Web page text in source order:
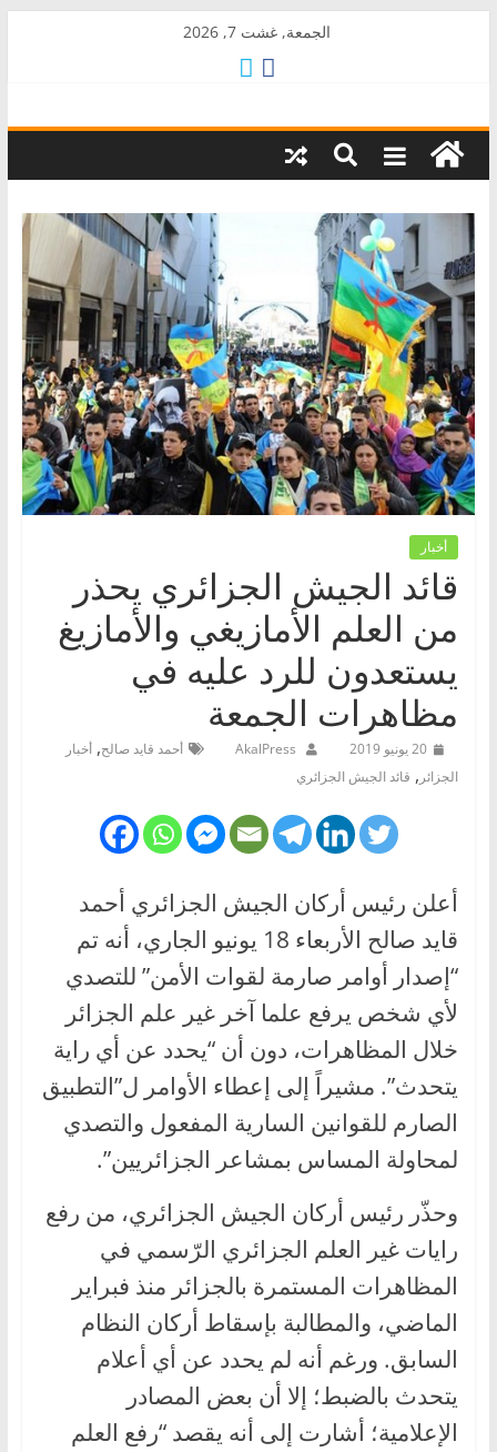
الجمعة, غشت 7, 2026
AkalPress
منبر
المغرب
أخبار
قائد الجيش الجزائري يحذر
من العلم الأمازيغي والأمازيغ
يستعدون للرد عليه في
مظاهرات الجمعة
20 يونيو 2019 AkalPress أحمد قايد صالح, أخبار
الجزائر , قائد الجيش الجزائري
أعلن رئيس أركان الجيش الجزائري أحمد
قايد صالح الأربعاء 18 يونيو الجاري، أنه تم
“إصدار أوامر صارمة لقوات الأمن” للتصدي
لأي شخص يرفع علما آخر غير علم الجزائر
خلال المظاهرات، دون أن “يحدد عن أي راية
يتحدث”. مشيراً إلى إعطاء الأوامر ل”التطبيق
الصارم للقوانين السارية المفعول والتصدي
لمحاولة المساس بمشاعر الجزائريين”.
وحذّر رئيس أركان الجيش الجزائري، من رفع
رايات غير العلم الجزائري الرّسمي في
المظاهرات المستمرة بالجزائر منذ فبراير
الماضي، والمطالبة بإسقاط أركان النظام
السابق. ورغم أنه لم يحدد عن أي أعلام
يتحدث بالضبط؛ إلا أن بعض المصادر
الإعلامية؛ أشارت إلى أنه يقصد “رفع العلم